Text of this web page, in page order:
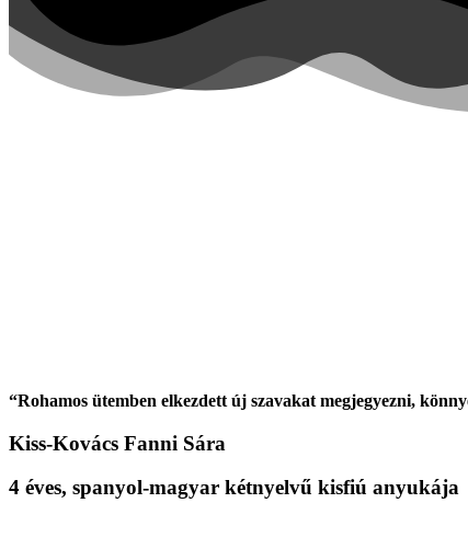
“Rohamos ütemben elkezdett új szavakat megjegyezni,
Kiss-Kovács Fanni Sára
4 éves, spanyol-magyar kétnyelvű kisfiú anyukája